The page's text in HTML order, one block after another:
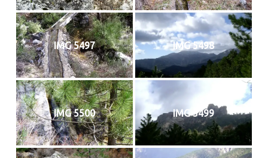
IMG 5497 IMG 5498
IMG 5500 IMG 5499